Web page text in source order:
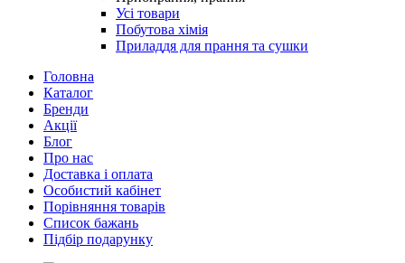
Усі товари
Побутова хімія
Приладдя для прання та сушки
Головна
Каталог
Бренди
Акції
Блог
Про нас
Доставка і оплата
Особистий кабінет
Порівняння товарів
Список бажань
Підбір подарунку